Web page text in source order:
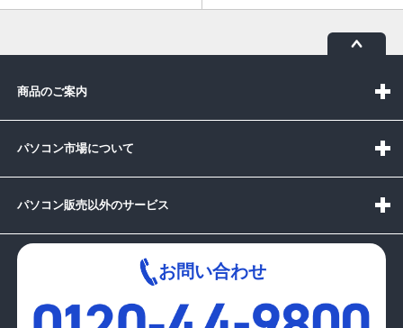
商品のご案内
パソコン市場について
パソコン販売以外のサービス
お問い合わせ